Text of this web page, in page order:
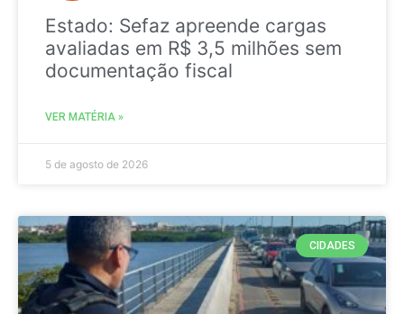
Estado: Sefaz apreende cargas
avaliadas em R$ 3,5 milhões sem
documentação fiscal
VER MATÉRIA »
5 de agosto de 2026
CIDADES